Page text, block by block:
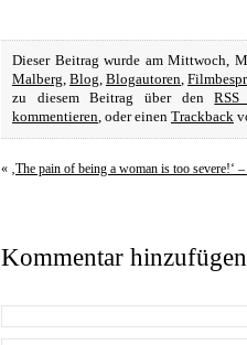
Dieser Beitrag wurde am Mittwoch,
Malberg, Blog, Blogautoren,
zu diesem Beitrag über den
kommentieren, oder einen Trackback
« ‚The pain of being a woman is too
Kommentar hinzufügen